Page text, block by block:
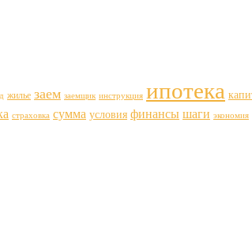
жилье заем заемщик инструкция ипотека
страховка сумма условия финансы шаги экономия